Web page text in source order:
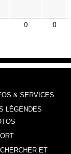
0 0
& SERVICES
LÉGENDES
ET